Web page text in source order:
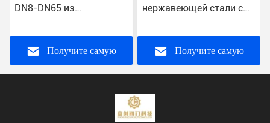
DN8-DN65 из
CF8m конец нити L / T
порт трехсторонний
шаровой клапан
Получите самую
нержавеющей стали с
температурой с нитями
NPT Bsp BSPT
Получите самую